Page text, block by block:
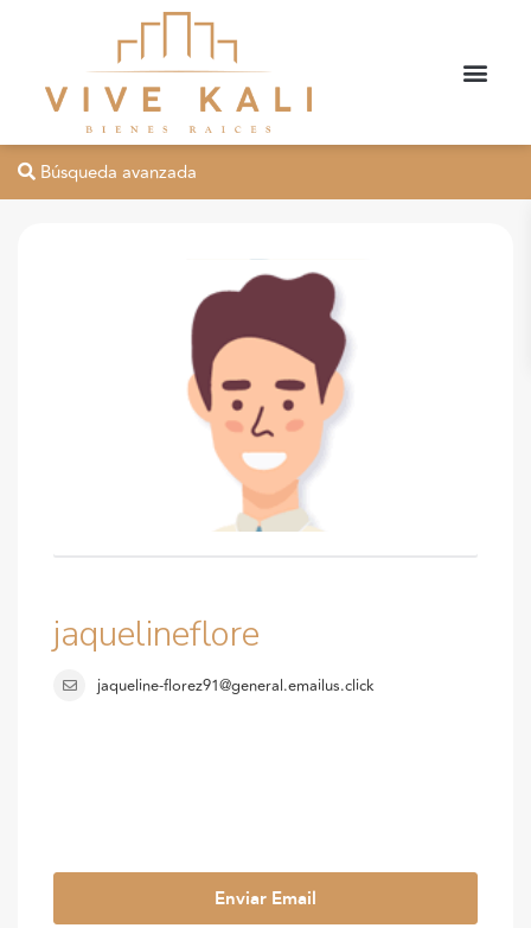
Búsqueda avanzada
jaquelineflore
jaqueline-florez91@general.emailus.click
Enviar Email